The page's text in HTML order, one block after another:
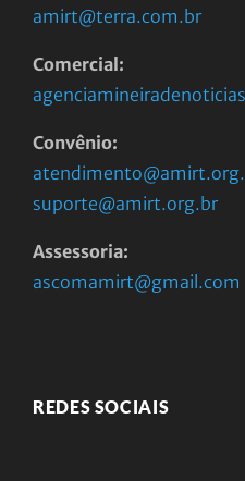
amirt@terra.com.br
Comercial:
Convênio:
suporte@amirt.org.br
Assessoria:
ascomamirt@gmail.com
REDES SOCIAIS